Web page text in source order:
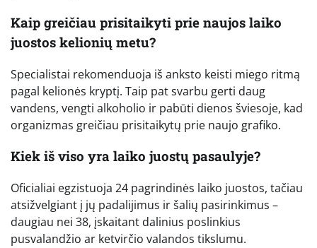
Kaip greičiau prisitaikyti prie naujos laiko
juostos kelionių metu?
Specialistai rekomenduoja iš anksto keisti miego ritmą
pagal kelionės kryptį. Taip pat svarbu gerti daug
vandens, vengti alkoholio ir pabūti dienos šviesoje, kad
organizmas greičiau prisitaikytų prie naujo grafiko.
Kiek iš viso yra laiko juostų pasaulyje?
Oficialiai egzistuoja 24 pagrindinės laiko juostos, tačiau
atsižvelgiant į jų padalijimus ir šalių pasirinkimus –
daugiau nei 38, įskaitant dalinius poslinkius
pusvalandžio ar ketvirčio valandos tikslumu.